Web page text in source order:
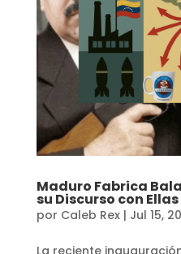
Maduro Fabrica
su Discurso con Ellas
por Caleb Rex| Jul 15,